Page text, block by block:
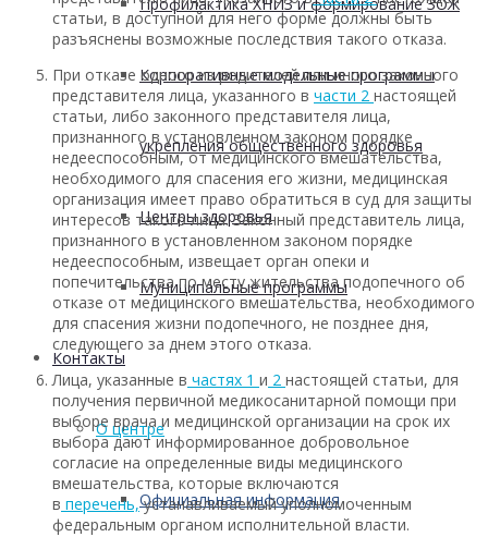
Корпоративные модельные программы
укрепления общественного здоровья
Центры здоровья
Муниципальные программы
Контакты
О центре
Официальная информация
статьи, в доступной для него форме должны быть
разъяснены возможные последствия такого отказа.
При отказе одного из родителей или иного законного
представителя лица, указанного в части 2 настоящей
статьи, либо законного представителя лица,
признанного в установленном законом порядке
недееспособным, от медицинского вмешательства,
необходимого для спасения его жизни, медицинская
организация имеет право обратиться в суд для защиты
интересов такого лица. Законный представитель лица,
признанного в установленном законом порядке
недееспособным, извещает орган опеки и
попечительства по месту жительства подопечного об
отказе от медицинского вмешательства, необходимого
для спасения жизни подопечного, не позднее дня,
следующего за днем этого отказа.
Лица, указанные в частях 1 и 2 настоящей статьи, для
получения первичной медико­санитарной помощи при
выборе врача и медицинской организации на срок их
выбора дают информированное добровольное
согласие на определенные виды медицинского
вмешательства, которые включаются
в перечень,устанавливаемый уполномоченным
федеральным органом исполнительной власти.